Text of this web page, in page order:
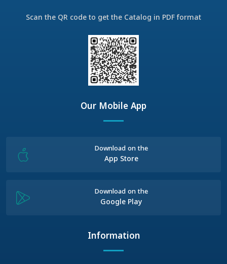
Scan the QR code to get the Catalog in PDF format
Our Mobile App
Download on the
App Store
Download on the
Google Play
Information